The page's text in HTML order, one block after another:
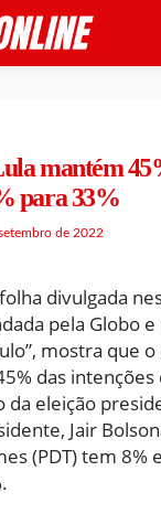
mantém
para 33%
de 2022
divulgada
pela Globo
mostra que
das
eleição
Jair
(PDT) tem 8%